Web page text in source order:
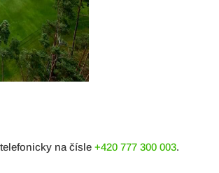
na čísle+420 777 300 003.